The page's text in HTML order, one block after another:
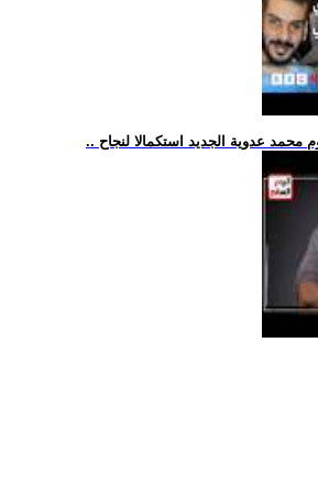
محمد عدوية الجديد استكمالا لنجاح